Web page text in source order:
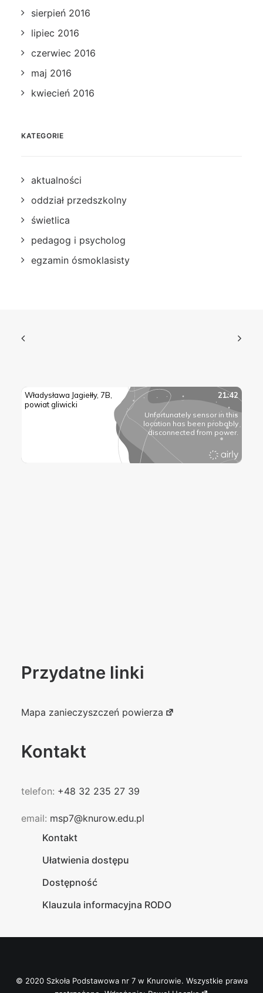
sierpień 2016
lipiec 2016
czerwiec 2016
maj 2016
kwiecień 2016
KATEGORIE
aktualności
oddział przedszkolny
świetlica
pedagog i psycholog
egzamin ósmoklasisty
Przydatne linki
Mapa zanieczyszczeń powierza
Kontakt
telefon: +48 32 235 27 39
email: msp7@knurow.edu.pl
Kontakt
Ułatwienia dostępu
Dostępność
Klauzula informacyjna RODO
© 2020 Szkoła Podstawowa nr 7 w Knurowie. Wszystkie prawa